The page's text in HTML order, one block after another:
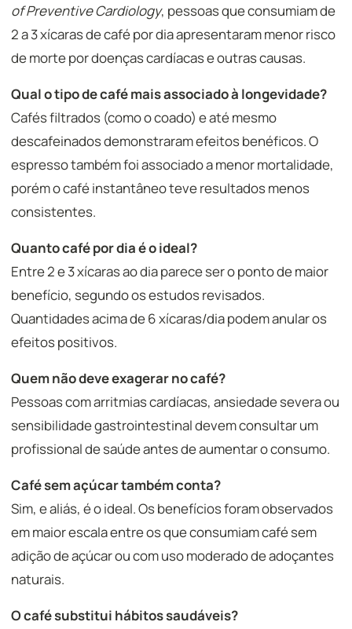
of Preventive Cardiology, pessoas que consumiam de
2 a 3 xícaras de café por dia apresentaram menor risco
de morte por doenças cardíacas e outras causas.
Qual o tipo de café mais associado à longevidade?
Cafés filtrados (como o coado) e até mesmo
descafeinados demonstraram efeitos benéficos. O
espresso também foi associado a menor mortalidade,
porém o café instantâneo teve resultados menos
consistentes.
Quanto café por dia é o ideal?
Entre 2 e 3 xícaras ao dia parece ser o ponto de maior
benefício, segundo os estudos revisados.
Quantidades acima de 6 xícaras/dia podem anular os
efeitos positivos.
Quem não deve exagerar no café?
Pessoas com arritmias cardíacas, ansiedade severa ou
sensibilidade gastrointestinal devem consultar um
profissional de saúde antes de aumentar o consumo.
Café sem açúcar também conta?
Sim, e aliás, é o ideal. Os benefícios foram observados
em maior escala entre os que consumiam café sem
adição de açúcar ou com uso moderado de adoçantes
naturais.
O café substitui hábitos saudáveis?